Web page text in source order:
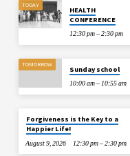
TODAY
HEALTH
CONFERENCE
12:30 pm – 2:30 pm
TOMORROW
Sunday school
10:00 am – 10:55 am
Forgiveness is the Key to a
Happier Life!
August 9, 2026 12:30 pm – 2:30 pm